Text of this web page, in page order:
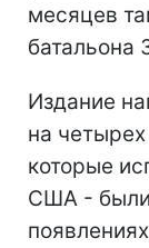
месяцев
батальона
Издание
на четырех
которые
США - были